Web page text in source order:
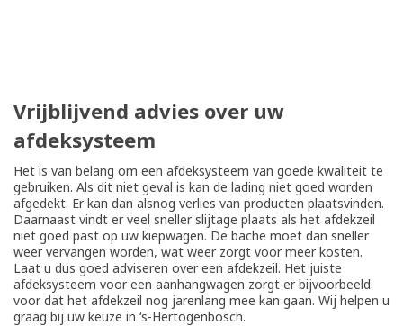
Vrijblijvend advies over uw
afdeksysteem
Het is van belang om een afdeksysteem van goede kwaliteit te
gebruiken. Als dit niet geval is kan de lading niet goed worden
afgedekt. Er kan dan alsnog verlies van producten plaatsvinden.
Daarnaast vindt er veel sneller slijtage plaats als het afdekzeil
niet goed past op uw kiepwagen. De bache moet dan sneller
weer vervangen worden, wat weer zorgt voor meer kosten.
Laat u dus goed adviseren over een afdekzeil. Het juiste
afdeksysteem voor een aanhangwagen zorgt er bijvoorbeeld
voor dat het afdekzeil nog jarenlang mee kan gaan. Wij helpen u
graag bij uw keuze in ‘s-Hertogenbosch.